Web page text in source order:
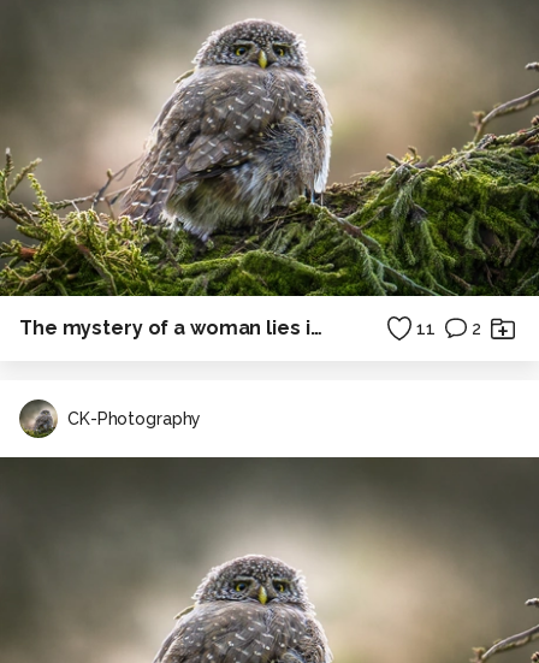
The mystery of a woman lies in her sensuality 11 2
CK-Photography